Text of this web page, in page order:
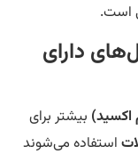
دارای
بیشتر برای
می‌شوند